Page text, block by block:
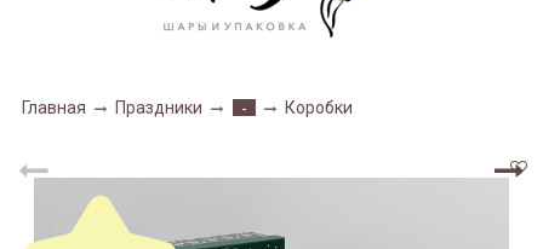
Главная Праздники - Коробки